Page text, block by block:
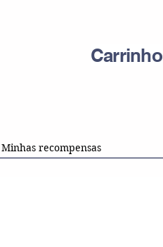
Carrinho
Minhas recompensas